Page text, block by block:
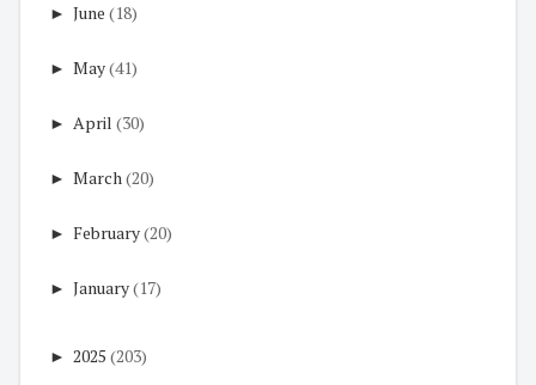
► June (18)
► May(41)
► April (30)
► March(20)
► February(20)
► January(17)
► 2025 (203)